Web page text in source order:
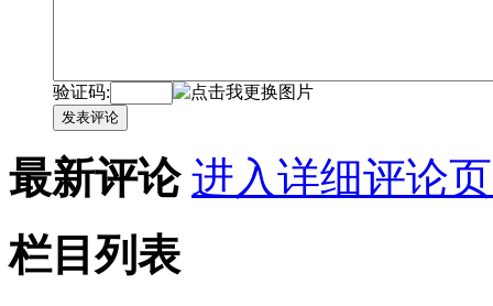
验证码:
发表评论
最新评论 进入详细评论
栏目列表